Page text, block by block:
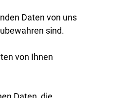
Daten von uns
sind.
von Ihnen